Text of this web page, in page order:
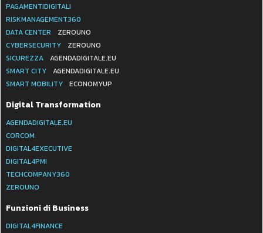
PAGAMENTIDIGITALI
RISKMANAGEMENT360
DATA CENTER
ZEROUNO
CYBERSECURITY
ZEROUNO
SICUREZZA
AGENDADIGITALE.EU
SMART CITY
AGENDADIGITALE.EU
SMART MOBILITY
ECONOMYUP
Digital Transformation
AGENDADIGITALE.EU
CORCOM
DIGITAL4EXECUTIVE
DIGITAL4PMI
TECHCOMPANY360
ZEROUNO
Funzioni di Business
DIGITAL4FINANCE